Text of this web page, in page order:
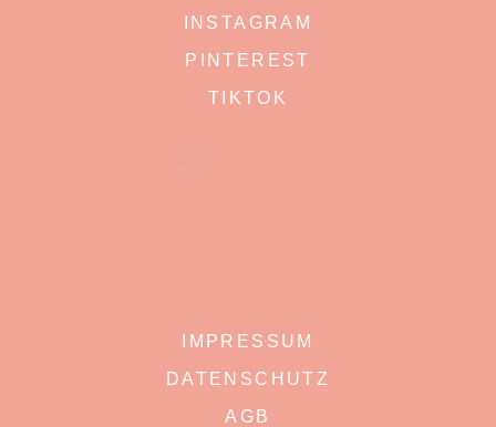
INSTAGRAM
PINTEREST
TIKTOK
IMPRESSUM
DATENSCHUTZ
AGB